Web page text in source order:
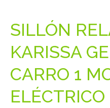
SILLÓN
KARISSA
CARRO 1